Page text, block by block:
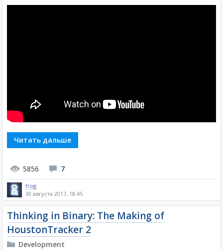
Читать дальше
5856 7
frog
30 августа 2017, 18:45
Thinking in Binary: The Making of
HoustonTracker 2
Development